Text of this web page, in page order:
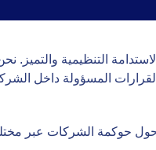
التنظيمية والتميز.
القرارات المسؤولة داخل
حوكمة الشركات عبر